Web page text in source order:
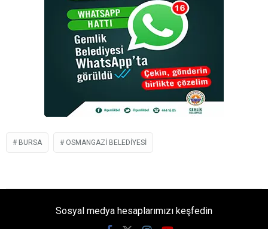
BURSA OSMANGAZI BELEDIYESI
Sosyal medya hesaplarımızı keşfedin